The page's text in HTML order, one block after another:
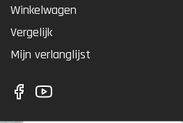
Winkelwagen
Vergelijk
Mijn verlanglijst